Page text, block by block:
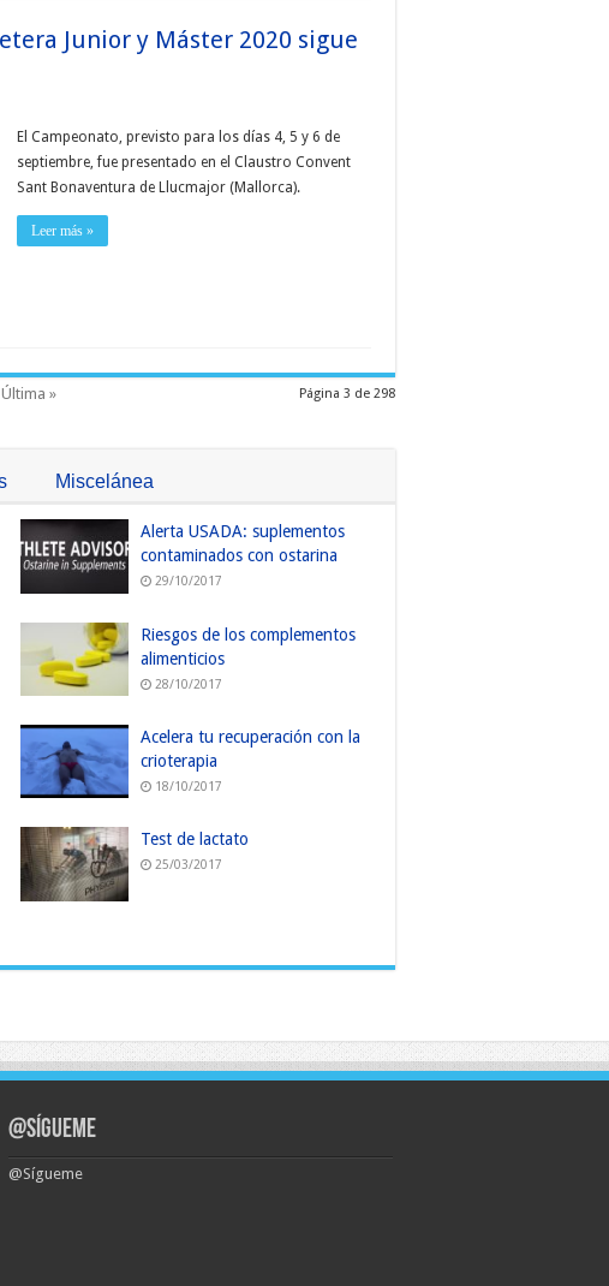
Junior y Máster 2020 sigue
El Campeonato, previsto para los días 4, 5 y 6 de
septiembre, fue presentado en el Claustro Convent
Sant Bonaventura de Llucmajor (Mallorca).
Leer más »
Página 3 de 298
Última »
Miscelánea
Alerta USADA: suplementos
contaminados con ostarina
29/10/2017
Riesgos de los complementos
alimenticios
28/10/2017
Acelera tu recuperación con la
crioterapia
18/10/2017
Test de lactato
25/03/2017
@Sígueme
@Sígueme